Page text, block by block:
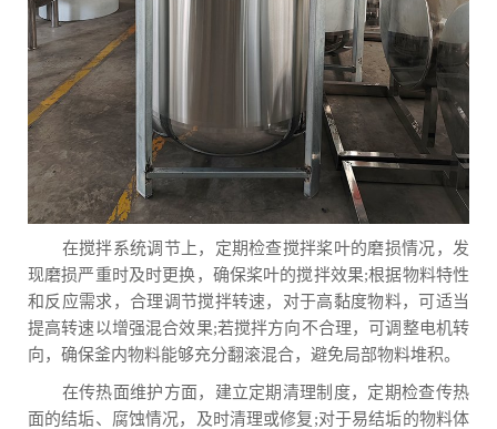
在搅拌系统调节上，定期检查搅拌桨叶的磨损情况，发
现磨损严重时及时更换，确保桨叶的搅拌效果;根据物料特性
和反应需求，合理调节搅拌转速，对于高黏度物料，可适当
提高转速以增强混合效果;若搅拌方向不合理，可调整电机转
向，确保釜内物料能够充分翻滚混合，避免局部物料堆积。
在传热面维护方面，建立定期清理制度，定期检查传热
面的结垢、腐蚀情况，及时清理或修复;对于易结垢的物料体